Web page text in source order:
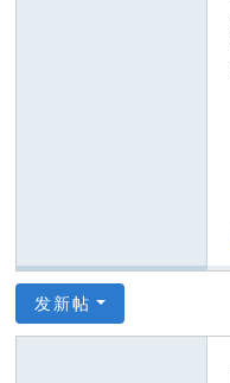
发新帖